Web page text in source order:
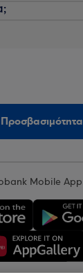
Προσβασιμότητα
Mobile App